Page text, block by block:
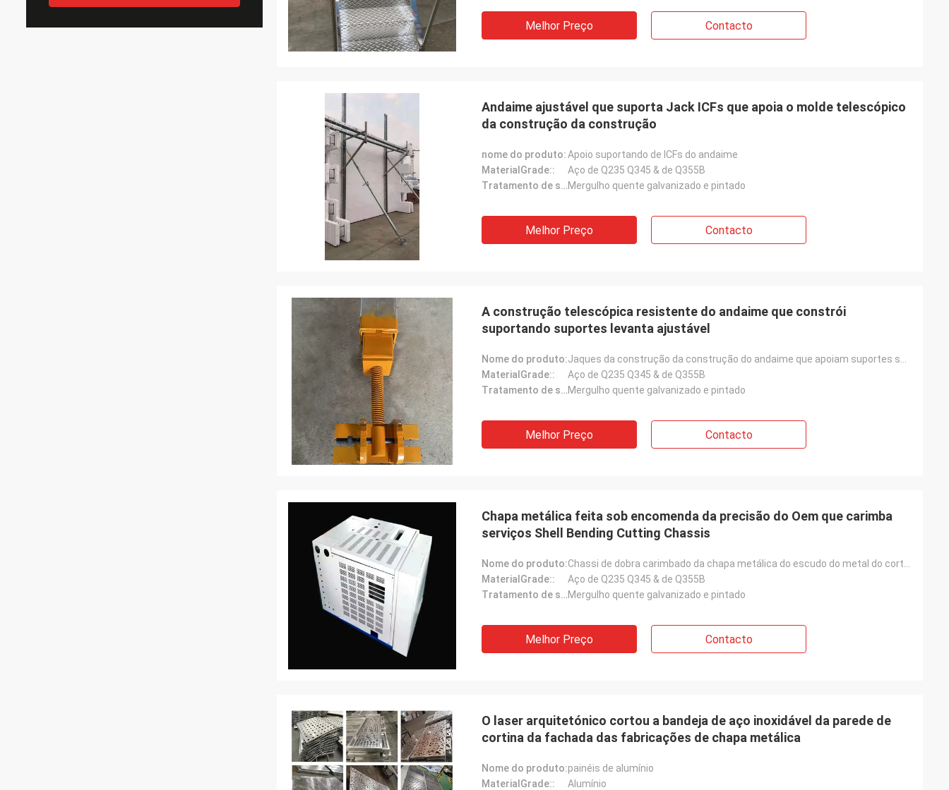
Melhor Preço Contacto
Andaime ajustável que suporta Jack ICFs que apoia o molde telescópico
da construção da construção
nome do produto:Apoio suportando de ICFs do andaime
MaterialGrade::
Aço de Q235 Q345 & de Q355B
Tratamento de superfície::Mergulho quente galvanizado e pintado
Melhor Preço Contacto
A construção telescópica resistente do andaime que constrói
suportando suportes levanta ajustável
Nome do produto:
MaterialGrade::
Aço de Q235 Q345 & de Q355B
Tratamento de superfície::Mergulho quente galvanizado e pintado
Melhor Preço Contacto
Chapa metálica feita sob encomenda da precisão do Oem que carimba
serviços Shell Bending Cutting Chassis
Nome do produto:
MaterialGrade::
Aço de Q235 Q345 & de Q355B
Tratamento de superfície::Mergulho quente galvanizado e pintado
Melhor Preço Contacto
O laser arquitetónico cortou a bandeja de aço inoxidável da parede de
cortina da fachada das fabricações de chapa metálica
Nome do produto:painéis de alumínio
MaterialGrade::
Alumínio